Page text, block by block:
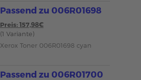
Passend zu 006R01698
Preis: 157,98€
(1 Variante)
Xerox Toner 006R01698 cyan
Passend zu 006R01700